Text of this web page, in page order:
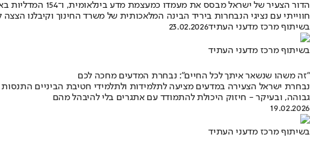
הדור הצעיר של
חווייתי עם נציגי הנבחרות ביריד הבינה המלאכותית של משרד החינוך וקיבלנו הצצה
בשיתוף מרכז מדעני העתיד23.02.2026
בשיתוף מרכז מדעני העתיד
"זה משהו שנשאר איתך לכל החיים": נבחרת המדעים מחכה לכם
נבחרת ישראל הצעירה במדעים מציעה לתלמידות ולתלמידי חטיבת הביניים
גבוהה, ובעיקר - חיזוק היכולת להתמודד עם אתגרים בלי להיבהל מהם
19.02.2026
בשיתוף מרכז מדעני העתיד